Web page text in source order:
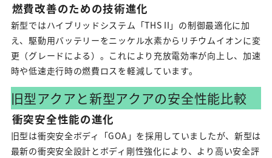
燃費改善のための技術進化
新型ではハイブリッドシステム「THS II」の制御最適化に加
え、駆動用バッテリーをニッケル水素からリチウムイオンに変
更（グレードによる）。これにより充放電効率が向上し、加速
時や低速走行時の燃費ロスを軽減しています。
旧型アクアと新型アクアの安全性能比較
衝突安全性能の進化
旧型は衝突安全ボディ「GOA」を採用していましたが、新型は
最新の衝突安全設計とボディ剛性強化により、より高い安全評